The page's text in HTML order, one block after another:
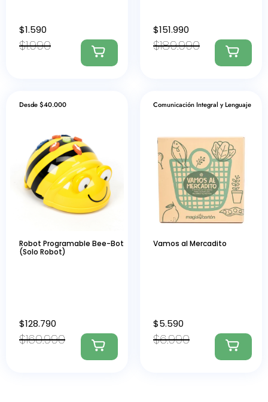
$1.990
$1.590
$189.990
$151.990
Desde $40.000
Robot Programable Bee-Bot
(Solo Robot)
$160.990
$128.790
Comunicación Integral y Lenguaje
Vamos al Mercadito
$6.990
$5.590